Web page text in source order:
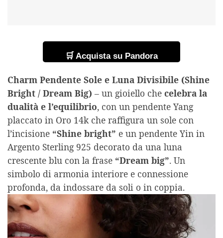
🛒 Acquista su Pandora
Charm Pendente Sole e Luna Divisibile (Shine
Bright / Dream Big) – un gioiello che celebra la
dualità e l’equilibrio, con un pendente Yang
placcato in Oro 14k che raffigura un sole con
l’incisione “Shine bright” e un pendente Yin in
Argento Sterling 925 decorato da una luna
crescente blu con la frase “Dream big”. Un
simbolo di armonia interiore e connessione
profonda, da indossare da soli o in coppia.